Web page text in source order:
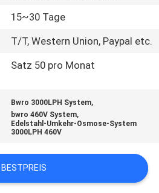
15~30 Tage
T/T, Western Union, Paypal etc.
Satz 50 pro Monat
Bwro 3000LPH System,
bwro 460V System,
Edelstahl-Umkehr-Osmose-System
3000LPH 460V
BESTPREIS